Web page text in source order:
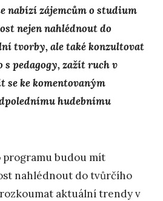
nabízí zájemcům o studium
nejen nahlédnout do
tvorby, ale také konzultovat
pedagogy, zažít ruch v
ke komentovaným
hudebnímu
budou mít
nahlédnout do tvůrčího
aktuální trendy v